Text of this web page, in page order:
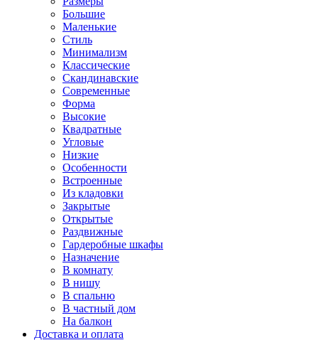
Большие
Маленькие
Стиль
Минимализм
Классические
Скандинавские
Современные
Форма
Высокие
Квадратные
Угловые
Низкие
Особенности
Встроенные
Из кладовки
Закрытые
Открытые
Раздвижные
Гардеробные шкафы
Назначение
В комнату
В нишу
В спальню
В частный дом
На балкон
Доставка и оплата